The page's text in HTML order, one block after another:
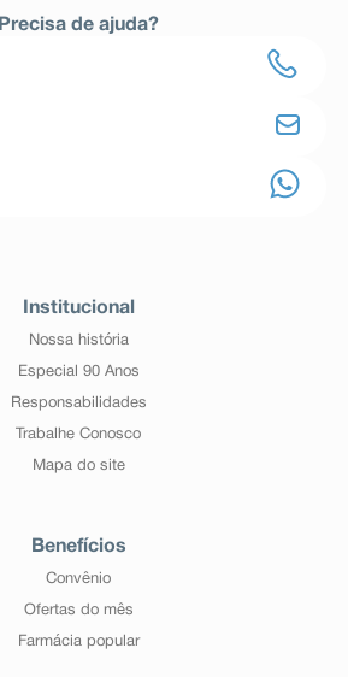
Precisa de ajuda?
Institucional
Nossa história
Especial 90 Anos
Responsabilidades
Trabalhe Conosco
Mapa do site
Benefícios
Convênio
Ofertas do mês
Farmácia popular